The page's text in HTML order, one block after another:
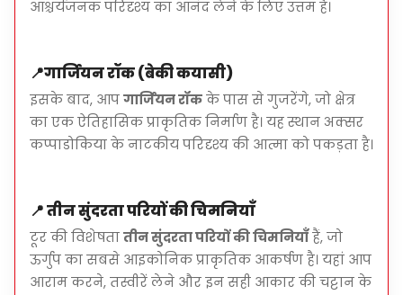
क्या लाना है
बाहर की गतिविधियों के लिए उपयुक्त आरामदायक कपड़े
बंद-टोज़ जूते
फोटोज के लिए कैमरा या स्मार्टफोन
आश्चर्यजनक परिदृश्य का आनंद लेने के लिए उत्तम है।
📍गार्जियन रॉक (बेकी कयासी)
इसके बाद, आप गार्जियन रॉक के पास से गुजरेंगे, जो क्षेत्र
का एक ऐतिहासिक प्राकृतिक निर्माण है। यह स्थान अक्सर
कप्पाडोकिया के नाटकीय परिदृश्य की आत्मा को पकड़ता है।
📍तीन सुंदरता परियों की चिमनियाँ
टूर की विशेषता तीन सुंदरता परियों की चिमनियाँ हैं, जो
ऊर्गुप का सबसे आइकोनिक प्राकृतिक आकर्षण है। यहां आप
आराम करने, तस्वीरें लेने और इन सही आकार की चट्टान के